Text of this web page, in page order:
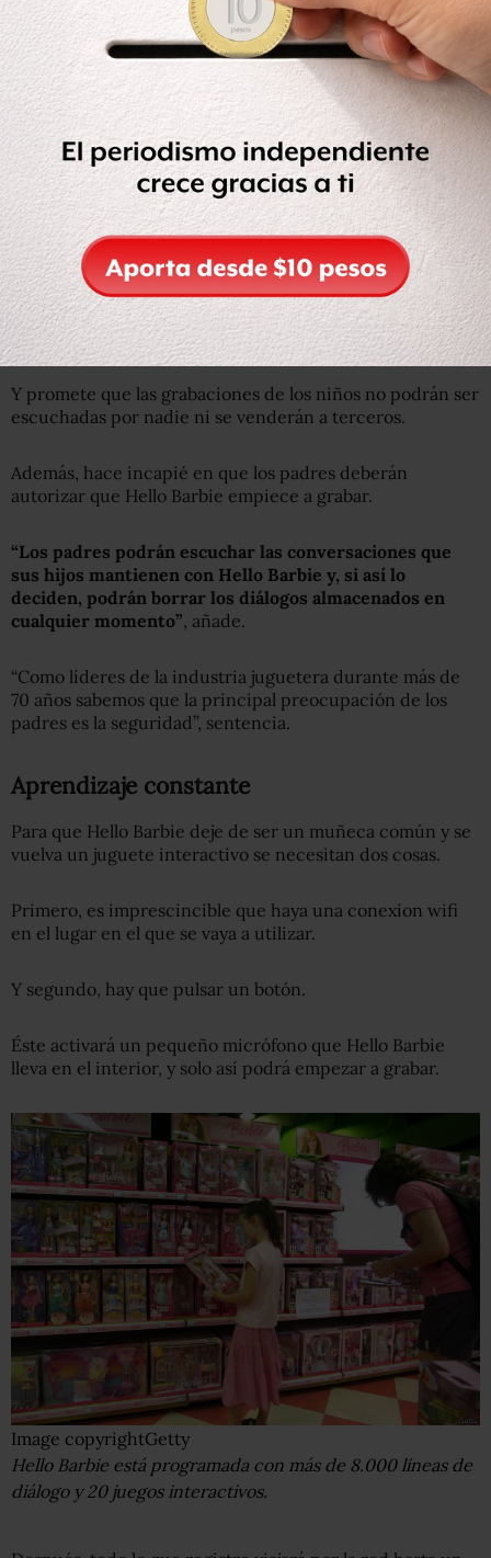
Image copyrightGetty
“Los padres podrán escuchar las conversaciones que sus
hijos mantienen con Hello Barbie”, explica Mattel.
La compañía explica que guardará las conversaciones
solo para ir perfeccionando el producto.
Y promete que las grabaciones de los niños no podrán ser
escuchadas por nadie ni se venderán a terceros.
Además, hace incapié en que los padres deberán
autorizar que Hello Barbie empiece a grabar.
“Los padres podrán escuchar las conversaciones que
sus hijos mantienen con Hello Barbie y, si así lo
deciden, podrán borrar los diálogos almacenados en
cualquier momento”, añade.
“Como líderes de la industria juguetera durante más de
70 años sabemos que la principal preocupación de los
padres es la seguridad”, sentencia.
Aprendizaje constante
Para que Hello Barbie deje de ser un muñeca común y se
vuelva un juguete interactivo se necesitan dos cosas.
Primero, es imprescincible que haya una conexion wifi
en el lugar en el que se vaya a utilizar.
Y segundo, hay que pulsar un botón.
Éste activará un pequeño micrófono que Hello Barbie
lleva en el interior, y solo así podrá empezar a grabar.
Image copyrightGetty
Hello Barbie está programada con más de 8.000 líneas de
diálogo y 20 juegos interactivos.